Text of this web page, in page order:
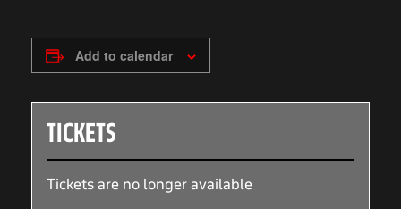
Add to calendar
TICKETS
Tickets are no longer available